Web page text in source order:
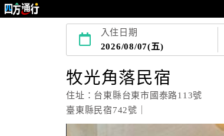
入住日期
2026/08/07(五)
牧光角落民宿
住址：台東縣台東市國泰路113號
臺東縣民宿742號｜